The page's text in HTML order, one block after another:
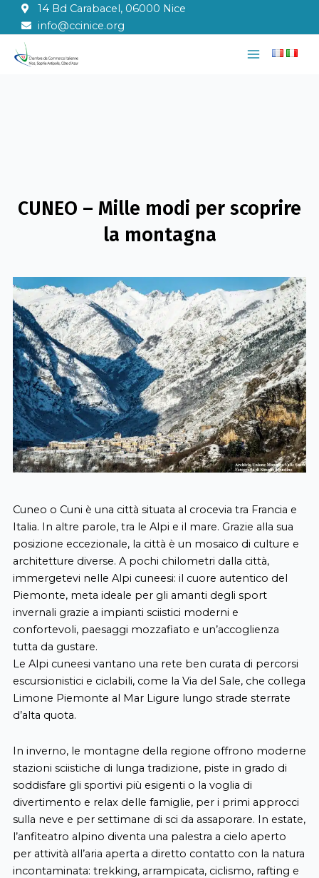
contenuto
14 Bd Carabacel, 06000 Nice
info@ccinice.org
Main
CUNEO – Mille modi per scoprire
la montagna
Cuneo o Cuni è una città situata al crocevia tra Francia e
Italia. In altre parole, tra le Alpi e il mare. Grazie alla sua
posizione eccezionale, la città è un mosaico di culture e
architetture diverse. A pochi chilometri dalla città,
immergetevi nelle Alpi cuneesi: il cuore autentico del
Piemonte, meta ideale per gli amanti degli sport
invernali grazie a impianti sciistici moderni e
confortevoli, paesaggi mozzafiato e un’accoglienza
tutta da gustare.
Le Alpi cuneesi vantano una rete ben curata di percorsi
escursionistici e ciclabili, come la Via del Sale, che collega
Limone Piemonte al Mar Ligure lungo strade sterrate
d’alta quota.
In inverno, le montagne della regione offrono moderne
stazioni sciistiche di lunga tradizione, piste in grado di
soddisfare gli sportivi più esigenti o la voglia di
divertimento e relax delle famiglie, per i primi approcci
sulla neve e per settimane di sci da assaporare. In estate,
l’anfiteatro alpino diventa una palestra a cielo aperto
per attività all’aria aperta a diretto contatto con la natura
incontaminata: trekking, arrampicata, ciclismo, rafting e